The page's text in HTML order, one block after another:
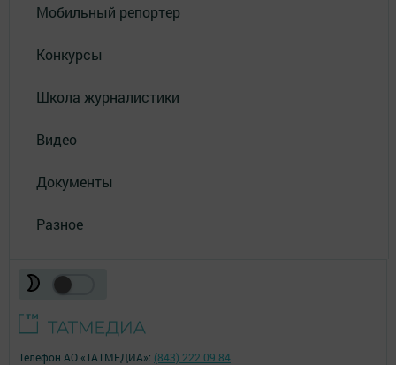
Мобильный репортер
Конкурсы
Школа журналистики
Видео
Документы
Разное
Телефон АО «ТАТМЕДИА»: (843) 222 09 84